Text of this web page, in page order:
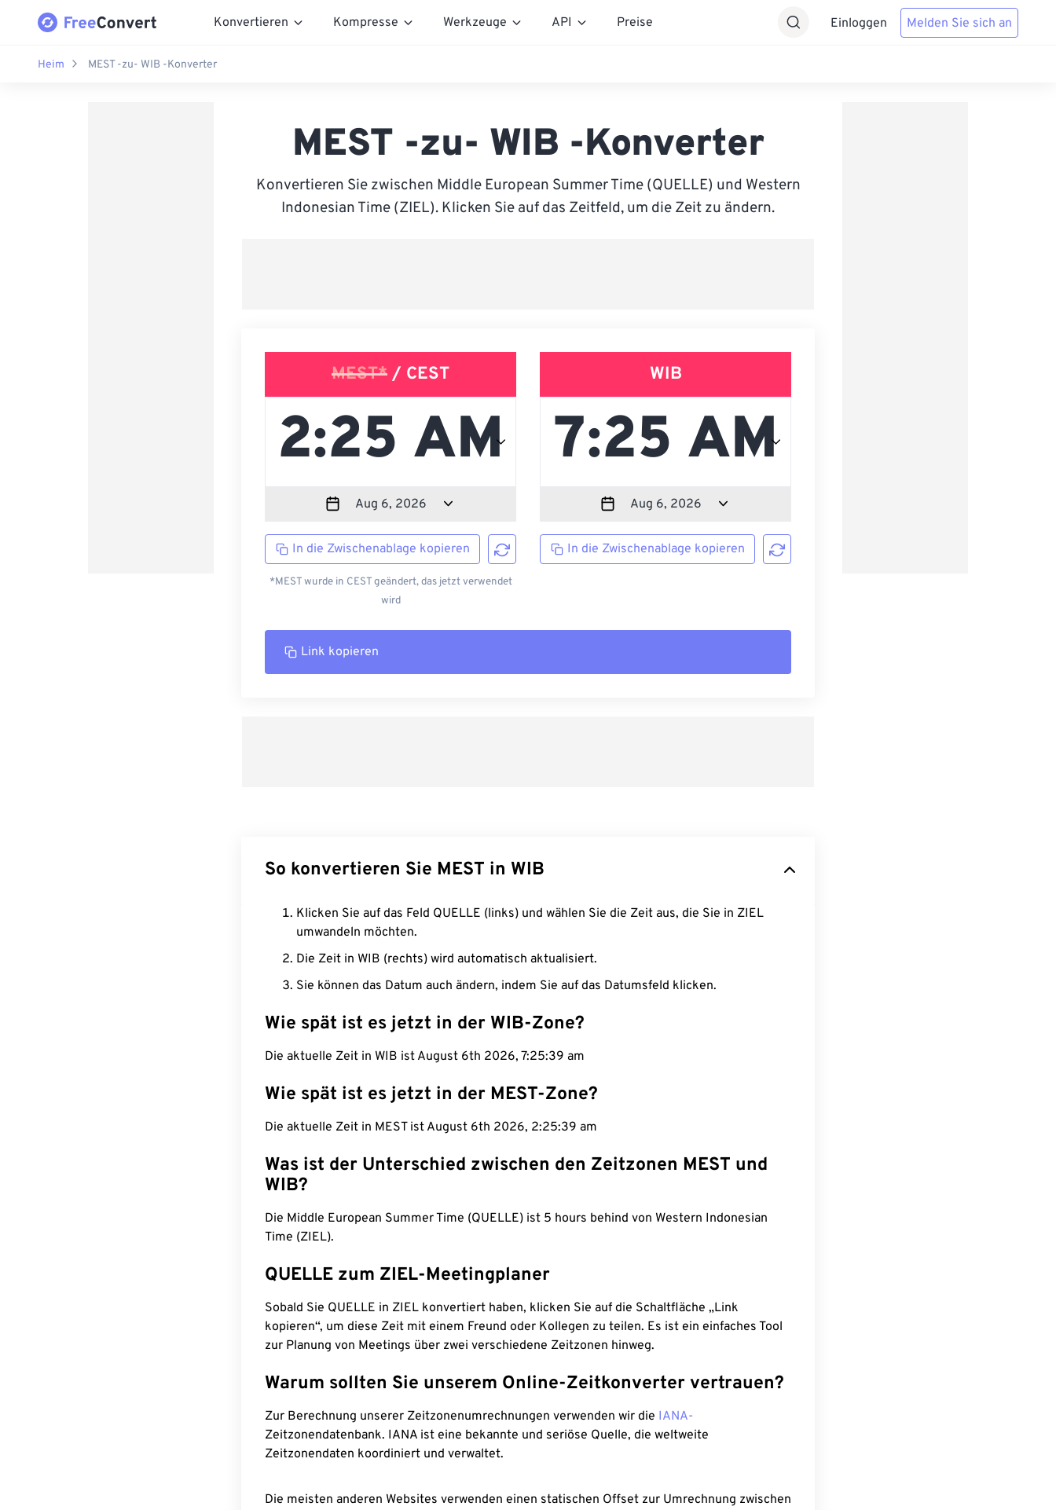
Konvertieren Kompresse Werkzeuge API Preise Einloggen Melden Sie sich an
Heim MEST -zu- WIB -Konverter
MEST -zu- WIB -Konverter
Konvertieren Sie zwischen Middle European Summer Time (QUELLE) und Western
Indonesian Time (ZIEL). Klicken Sie auf das Zeitfeld, um die Zeit zu ändern.
MEST* / CEST
In die Zwischenablage kopieren
*MEST wurde in CEST geändert, das jetzt verwendet
wird
WIB
In die Zwischenablage kopieren
Link kopieren
So konvertieren Sie MEST in WIB
Klicken Sie auf das Feld QUELLE (links) und wählen Sie die Zeit aus, die Sie in ZIEL
umwandeln möchten.
Die Zeit in WIB (rechts) wird automatisch aktualisiert.
Sie können das Datum auch ändern, indem Sie auf das Datumsfeld klicken.
Wie spät ist es jetzt in der WIB-Zone?
Die aktuelle Zeit in WIB ist August 6th 2026, 7:25:40 am
Wie spät ist es jetzt in der MEST-Zone?
Die aktuelle Zeit in MEST ist August 6th 2026, 2:25:40 am
Was ist der Unterschied zwischen den Zeitzonen MEST und
WIB?
Die Middle European Summer Time (QUELLE) ist 5 hours behind von Western Indonesian
Time (ZIEL).
QUELLE zum ZIEL-Meetingplaner
Sobald Sie QUELLE in ZIEL konvertiert haben, klicken Sie auf die Schaltfläche „Link
kopieren“, um diese Zeit mit einem Freund oder Kollegen zu teilen. Es ist ein einfaches Tool
zur Planung von Meetings über zwei verschiedene Zeitzonen hinweg.
Warum sollten Sie unserem Online-Zeitkonverter vertrauen?
Zur Berechnung unserer Zeitzonenumrechnungen verwenden wir die IANA-
Zeitzonendatenbank. IANA ist eine bekannte und seriöse Quelle, die weltweite
Zeitzonendaten koordiniert und verwaltet.
Die meisten anderen Websites verwenden einen statischen Offset zur Umrechnung zwischen